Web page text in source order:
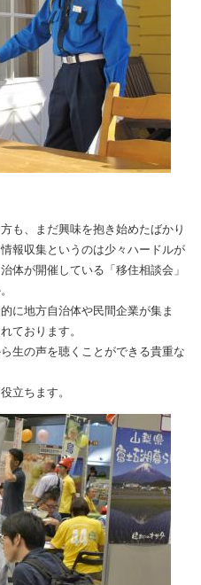
も、まだ興味を抱き始めたばかり
報収集というのは少々ハードルが
体が開催している「移住相談会」
に地方自治体や民間企業が集ま
ております。
生の声を聴くことができる貴重な
立ちます。